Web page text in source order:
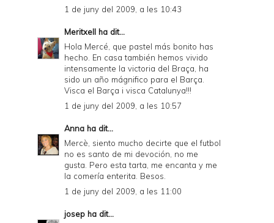
1 de juny del 2009, a les 10:43
Meritxell ha dit...
Hola Mercé, que pastel más bonito has
hecho. En casa también hemos vivido
intensamente la victoria del Braça, ha
sido un año mágnifico para el Barça.
Visca el Barça i visca Catalunya!!!
1 de juny del 2009, a les 10:57
Anna ha dit...
Mercè, siento mucho decirte que el futbol
no es santo de mi devoción, no me
gusta. Pero esta tarta, me encanta y me
la comería enterita. Besos.
1 de juny del 2009, a les 11:00
josep ha dit...